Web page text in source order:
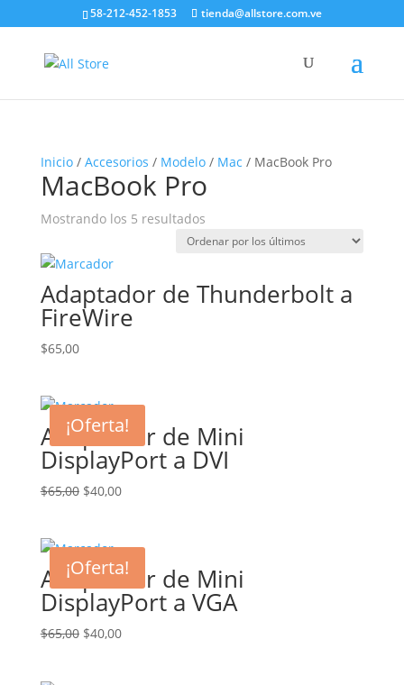
58-212-452-1853 tienda@allstore.com.ve
Inicio/ Accesorios / Modelo/ Mac / MacBook Pro
MacBook Pro
Mostrando los 5 resultadosOrdenado
por
Adaptador de Thunderbolt a
FireWire
$65,00
¡Oferta!
Adaptador de Mini
DisplayPort a DVI
$65,00 El
era:
$65,00.
$40,00El
es:
$40,00.
¡Oferta!
Adaptador de Mini
DisplayPort a VGA
$65,00 El
$40,00El